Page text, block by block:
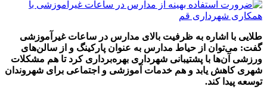
طلایی با اشاره به ظرفیت بالای مدارس در ساعات غیرآموزشی
گفت: می‌توان از حیاط مدارس به عنوان پارکینگ و از سالن‌های
ورزشی آن‌ها با پشتیبانی شهرداری بهره‌برداری کرد تا هم مشکلات
شهری کاهش یابد و هم خدمات آموزشی و اجتماعی برای شهروندان
توسعه پیدا کند.